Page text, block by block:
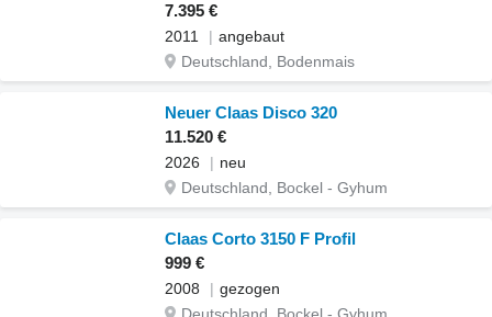
7.395 €
2011
angebaut
Deutschland, Bodenmais
Neuer Claas Disco 320
11.520 €
2026
neu
Deutschland, Bockel - Gyhum
Claas Corto 3150 F Profil
999 €
2008
gezogen